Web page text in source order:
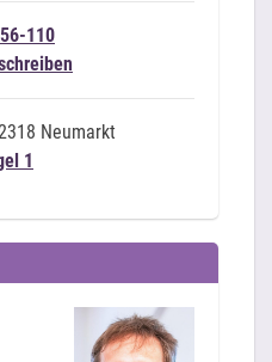
110
Neumarkt
1